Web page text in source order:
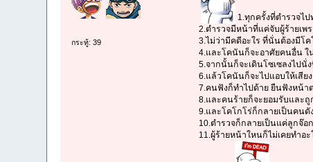
กระทู้: 39
1.ทุกครั้งที่ตำรวจไ
2.ตำรวจมีหน้าที่แค่จับผู้ร้ายเพ
3.ไม่ว่ามีคดีอะใร ที่นั่นต้องมีโ
4.และโคนันก็จะอาศัยคนอื่น ใ
5.จากนั้นก็จะเดินโซเซลงไปนั่ง
6.แล้วโคนันก็จะไปแอบให้เสีย
7.คนฟังก็ทำไปด้าย ยืนฟังหน้า
8.และคนร้ายก็จะยอมรับและถู
9.และโคโกโร่ก็กลายเป็นคนดั
10.ตำรวจก็กลายเป็นแค่ลูกจ๊
11.ผู้ร้ายหน้าใหนก็ไม่เคยทำอ